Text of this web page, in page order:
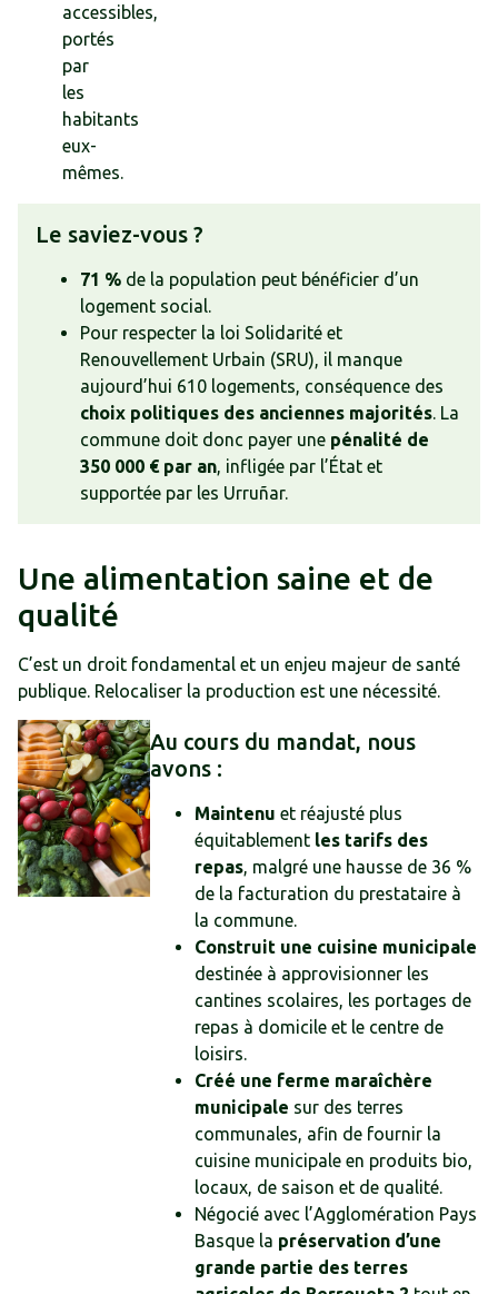
accessibles,
portés
par
les
habitants
eux-
mêmes.
Le saviez-vous ?
71 % de la population peut bénéficier d’un
logement social.
Pour respecter la loi Solidarité et
Renouvellement Urbain (SRU), il manque
aujourd’hui 610 logements, conséquence des
choix politiques des anciennes majorités. La
commune doit donc payer une pénalité de
350 000 € par an, infligée par l’État et
supportée par les Urruñar.
Une alimentation saine et de
qualité
C’est un droit fondamental et un enjeu majeur de santé
publique. Relocaliser la production est une nécessité.
Au cours du mandat, nous
avons :
Maintenu et réajusté plus
équitablement les tarifs des
repas, malgré une hausse de 36 %
de la facturation du prestataire à
la commune.
Construit une cuisine municipale
destinée à approvisionner les
cantines scolaires, les portages de
repas à domicile et le centre de
loisirs.
Créé une ferme maraîchère
municipale sur des terres
communales, afin de fournir la
cuisine municipale en produits bio,
locaux, de saison et de qualité.
Négocié avec l’Agglomération Pays
Basque la préservation d’une
grande partie des terres